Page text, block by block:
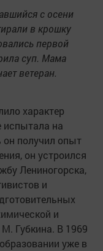
с осени
в крошку
первой
суп. Мама
ветеран.
характер
испытала на
он получил опыт
он устроился
Лениногорска,
и
и
Губкина. В 1969
уже в